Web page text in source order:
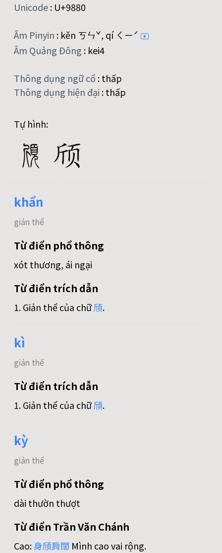
Unicode: U+9880
Âm Pinyin : kěn ㄎㄣˇ, qí ㄑㄧˊ
Âm Quảng Đông : kei4
Thông dụng ngữ cổ :thấp
Thông dụng hiện đại :thấp
Tự hình:
khẩn
giản thể
Từ điển phổ thông
xót thương, ái ngại
Từ điển trích dẫn
1. Giản thể của chữ頎.
kì
giản thể
Từ điển trích dẫn
1. Giản thể của chữ頎.
kỳ
giản thể
Từ điển phổ thông
dài thườn thượt
Từ điển Trần Văn Chánh
Cao:身頎肩闊 Mình cao vai rộng.